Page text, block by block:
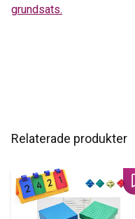
grundsats.
Relaterade produkter